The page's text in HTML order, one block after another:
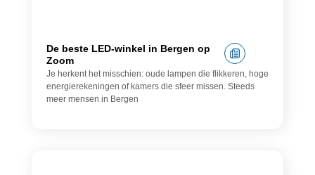
De beste LED-winkel in Bergen op
Zoom
Je herkent het misschien: oude lampen die flikkeren, hoge
energierekeningen of kamers die sfeer missen. Steeds
meer mensen in Bergen